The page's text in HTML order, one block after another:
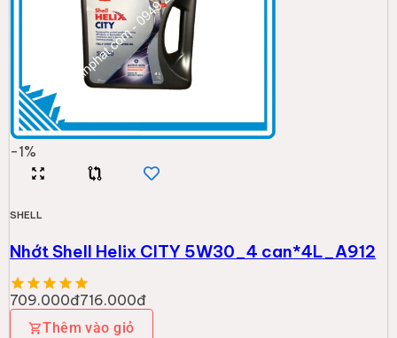
-1%
SHELL
Nhớt Shell Helix CITY 5W30_4 can*4L_A912
709.000đ716.000đ
Thêm vào giỏ